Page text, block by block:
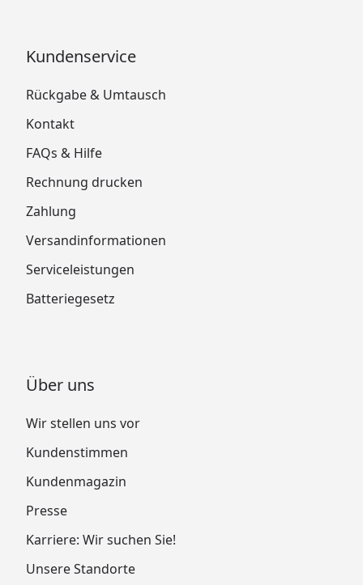
Kundenservice
Rückgabe & Umtausch
Kontakt
FAQs & Hilfe
Rechnung drucken
Zahlung
Versandinformationen
Serviceleistungen
Batteriegesetz
Über uns
Wir stellen uns vor
Kundenstimmen
Kundenmagazin
Presse
Karriere: Wir suchen Sie!
Unsere Standorte